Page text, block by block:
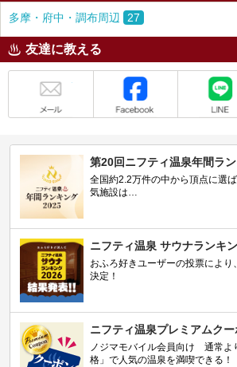
多摩・府中・調布周辺 27
友達に教える
第20回ニフティ温泉年間ラ
全国約2.2万件の中から頂点に選
気施設は…
ニフティ温泉 サウナランキ
おふろ好きユーザーの投票によ
決定！
ニフティ温泉プレミアムク
ノジマモバイル会員向け 通常よ
格」で人気の温泉を満喫できる！